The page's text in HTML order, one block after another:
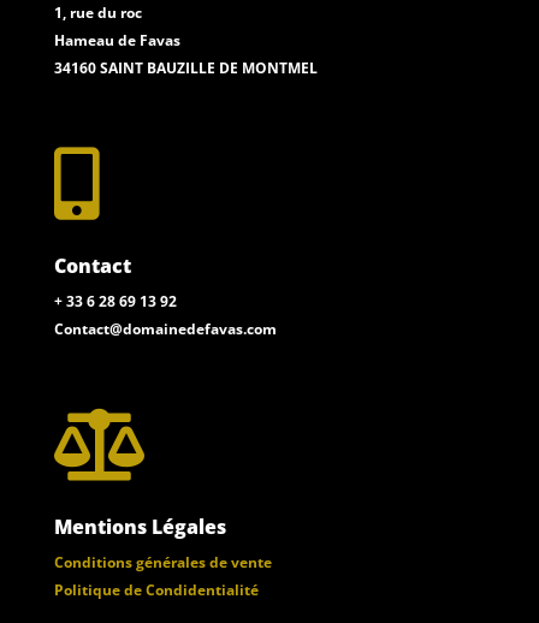
1, rue du roc
Hameau de Favas
34160 SAINT BAUZILLE DE MONTMEL

Contact
+ 33 6 28 69 13 92
Contact@domainedefavas.com

Mentions Légales
Conditions générales de vente
Politique de Condidentialité